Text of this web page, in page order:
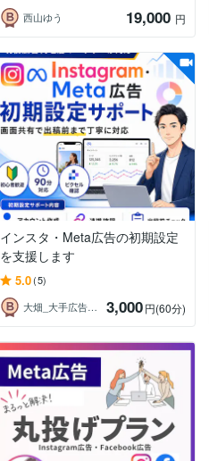
西山ゆう
19,000 円
インスタ・Meta広告の初期設定
を支援します
5.0(5)
大畑_大手広告代理店Webマーケター
3,000円(60分)